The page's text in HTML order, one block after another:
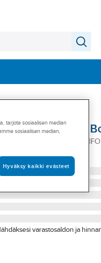
vuodonetsin-
CS LD 1.0
varastosaldon ja
tarjota sosiaalisen median
sosiaalisen median,
Hyväksy kaikki evästeet